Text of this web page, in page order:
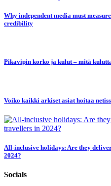
Why independent media must
credibility
Pikavipin korko ja kulut – mitä
Voiko kaikki arkiset asiat hoitaa
All-inclusive holidays: Are they
2024?
Socials